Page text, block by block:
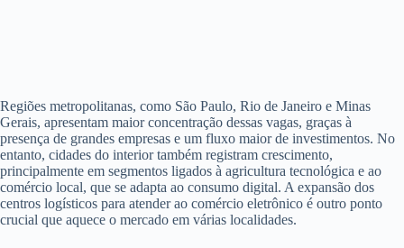
Regiões metropolitanas, como São Paulo, Rio de Janeiro e Minas
Gerais, apresentam maior concentração dessas vagas, graças à
presença de grandes empresas e um fluxo maior de investimentos. No
entanto, cidades do interior também registram crescimento,
principalmente em segmentos ligados à agricultura tecnológica e ao
comércio local, que se adapta ao consumo digital. A expansão dos
centros logísticos para atender ao comércio eletrônico é outro ponto
crucial que aquece o mercado em várias localidades.